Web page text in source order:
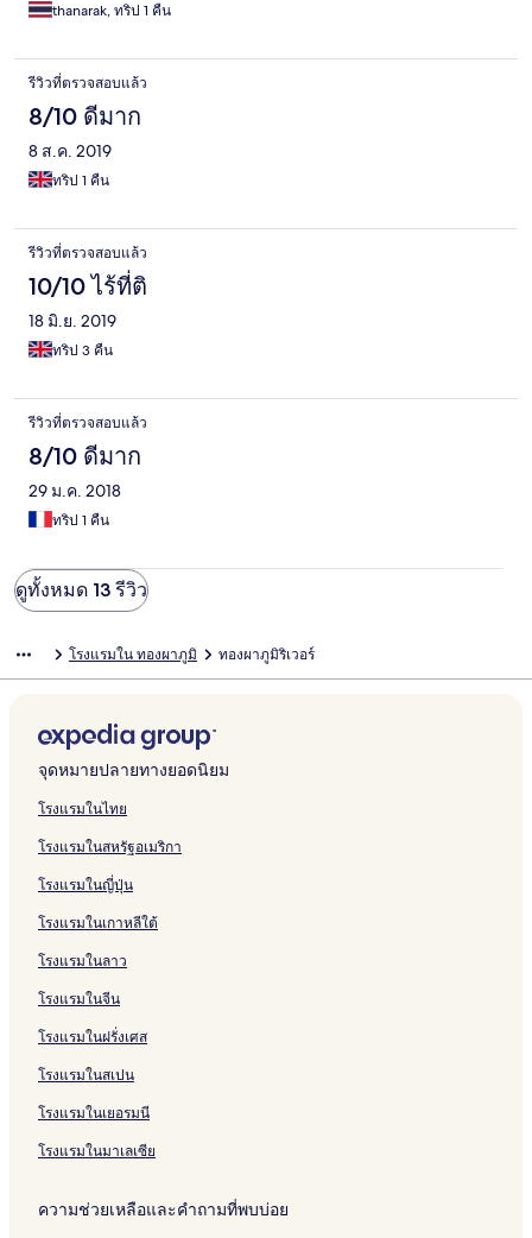
thanarak, ทริป 1 คืน
รีวิวที่ตรวจสอบแล้ว
8/10 ดีมาก
8 ส.ค. 2019
ทริป 1 คืน
รีวิวที่ตรวจสอบแล้ว
10/10 ไร้ที่ติ
18 มิ.ย. 2019
ทริป 3 คืน
รีวิวที่ตรวจสอบแล้ว
8/10 ดีมาก
29 ม.ค. 2018
ทริป 1 คืน
ดูทั้งหมด 13 รีวิว
โรงแรมใน ทองผาภูมิ ทองผาภูมิริเวอร์
จุดหมายปลายทางยอดนิยม
โรงแรมในไทย
โรงแรมในสหรัฐอเมริกา
โรงแรมในญี่ปุ่น
โรงแรมในเกาหลีใต้
โรงแรมในลาว
โรงแรมในจีน
โรงแรมในฝรั่งเศส
โรงแรมในสเปน
โรงแรมในเยอรมนี
โรงแรมในมาเลเซีย
ความช่วยเหลือและคำถามที่พบบ่อย